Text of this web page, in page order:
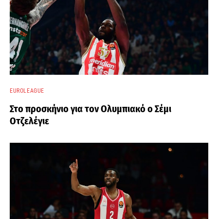
EUROLEAGUE
Στο προσκήνιο για τον Ολυμπιακό ο Σέμι
Οτζελέγιε